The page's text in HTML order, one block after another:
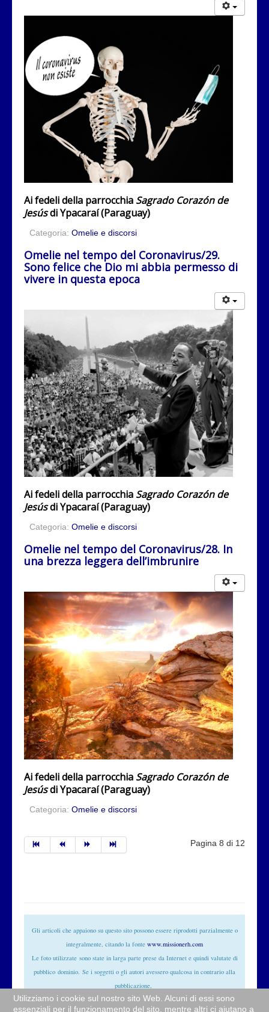
Ai fedeli della parrocchia Sagrado Corazón de
Jesúsdi Ypacaraí (Paraguay)
Categoria: Omelie e discorsi
Omelie nel tempo del Coronavirus/29.
Sono felice che Dio mi abbia permesso di
vivere in questa epoca
Ai fedeli della parrocchia Sagrado Corazón de
Jesúsdi Ypacaraí (Paraguay)
Categoria: Omelie e discorsi
Omelie nel tempo del Coronavirus/28. In
una brezza leggera dell’imbrunire
Ai fedeli della parrocchia Sagrado Corazón de
Jesúsdi Ypacaraí (Paraguay)
Categoria: Omelie e discorsi
Pagina 8 di 12
Gli articoli che appaiono su questo sito possono essere riprodotti parzialmente o
integralmente, citando la fonte www.missionerh.com
Le foto utilizzate sono state in larga parte prese da Internet e quindi valutate di
pubblico dominio . Se i soggetti o gli autori avessero qualcosa in contrario alla
pubblicazione,
non avranno che da segnalarlo alla redazione (info@missionerh.it ) che provvederà
Utilizziamo i cookie sul nostro sito Web. Alcuni di essi sono
essenziali per il funzionamento del sito, mentre altri ci aiutano a